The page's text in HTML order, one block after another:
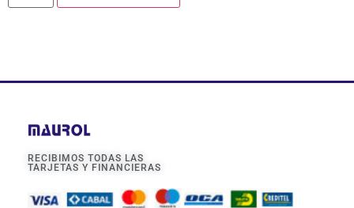
RECIBIMOS TODAS LAS
TARJETAS Y FINANCIERAS